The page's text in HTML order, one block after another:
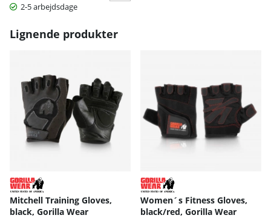
2-5 arbejdsdage
Lignende produkter
Mitchell Training Gloves,
black, Gorilla Wear
Women´s Fitness Gloves,
black/red, Gorilla Wear